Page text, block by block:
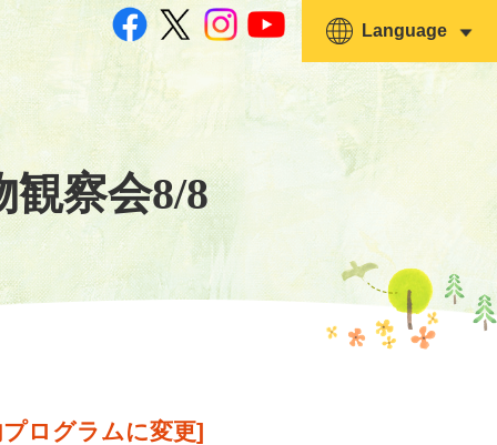
観察会8/8
Language
ログラムに変更]